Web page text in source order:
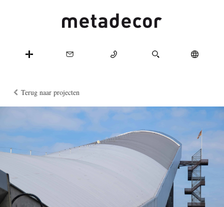
Terug naar projecten